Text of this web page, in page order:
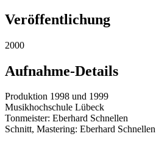
Veröffentlichung
2000
Aufnahme-Details
Produktion 1998 und 1999
Musikhochschule Lübeck
Tonmeister: Eberhard Schnellen
Schnitt, Mastering: Eberhard Schnellen